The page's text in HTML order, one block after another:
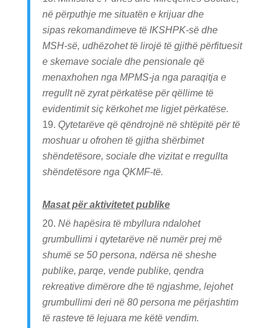
në përputhje me situatën e krijuar dhe
sipas rekomandimeve të IKSHPK-së dhe
MSH-së, udhëzohet të lirojë të gjithë përfituesit
e skemave sociale dhe pensionale që
menaxhohen nga MPMS-ja nga paraqitja e
rregullt në zyrat përkatëse për qëllime të
evidentimit siç kërkohet me ligjet përkatëse.
Qytetarëve që qëndrojnë në shtëpitë për të
moshuar u ofrohen të gjitha shërbimet
shëndetësore, sociale dhe vizitat e rregullta
shëndetësore nga QKMF-të.
Masat për aktivitetet publike
Në hapësira të mbyllura ndalohet
grumbullimi i qytetarëve në numër prej më
shumë se 50 persona, ndërsa në sheshe
publike, parqe, vende publike, qendra
rekreative dimërore dhe të ngjashme, lejohet
grumbullimi deri në 80 persona me përjashtim
të rasteve të lejuara me këtë vendim.